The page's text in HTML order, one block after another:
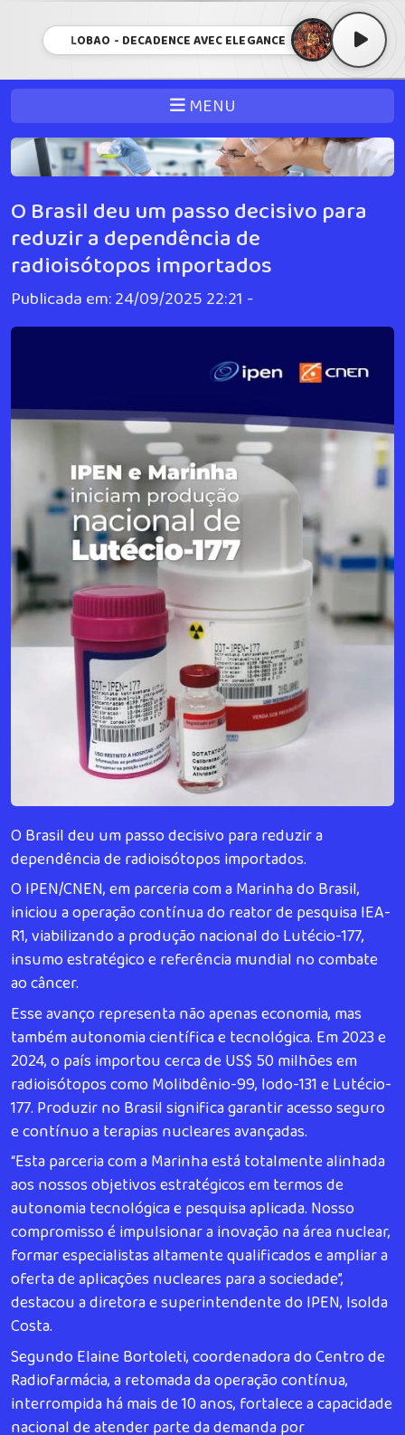
LOBÃO - DECADENCE AVEC ELEGANCE
MENU
O Brasil deu um passo decisivo para
reduzir a dependência de
radioisótopos importados
Publicada em: 24/09/2025 22:21 -
O Brasil deu um passo decisivo para reduzir a
dependência de radioisótopos importados.
O IPEN/CNEN, em parceria com a Marinha do Brasil,
iniciou a operação contínua do reator de pesquisa IEA-
R1, viabilizando a produção nacional do Lutécio-177,
insumo estratégico e referência mundial no combate
ao câncer.
Esse avanço representa não apenas economia, mas
também autonomia científica e tecnológica. Em 2023 e
2024, o país importou cerca de US$ 50 milhões em
radioisótopos como Molibdênio-99, Iodo-131 e Lutécio-
177. Produzir no Brasil significa garantir acesso seguro
e contínuo a terapias nucleares avançadas.
“Esta parceria com a Marinha está totalmente alinhada
aos nossos objetivos estratégicos em termos de
autonomia tecnológica e pesquisa aplicada. Nosso
compromisso é impulsionar a inovação na área nuclear,
formar especialistas altamente qualificados e ampliar a
oferta de aplicações nucleares para a sociedade”,
destacou a diretora e superintendente do IPEN, Isolda
Costa.
Segundo Elaine Bortoleti, coordenadora do Centro de
Radiofarmácia, a retomada da operação contínua,
interrompida há mais de 10 anos, fortalece a capacidade
nacional de atender parte da demanda por